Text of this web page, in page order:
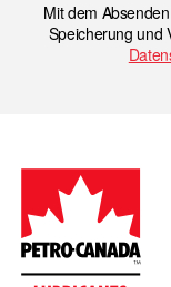
Mit dem
Speicherung und